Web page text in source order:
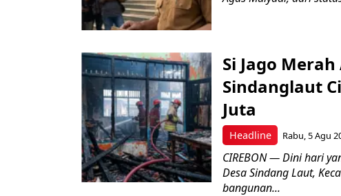
Headline
Si Jago
Sindanglaut
Juta
Rabu, 5 Agu
CIREBON — Dini hari
Desa Sindang Laut,
bangunan...